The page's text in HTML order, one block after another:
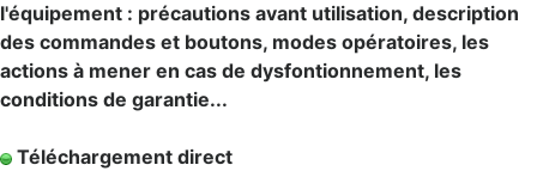
l'équipement : précautions avant utilisation, description
des commandes et boutons, modes opératoires, les
actions à mener en cas de dysfontionnement, les
conditions de garantie...
Téléchargement direct